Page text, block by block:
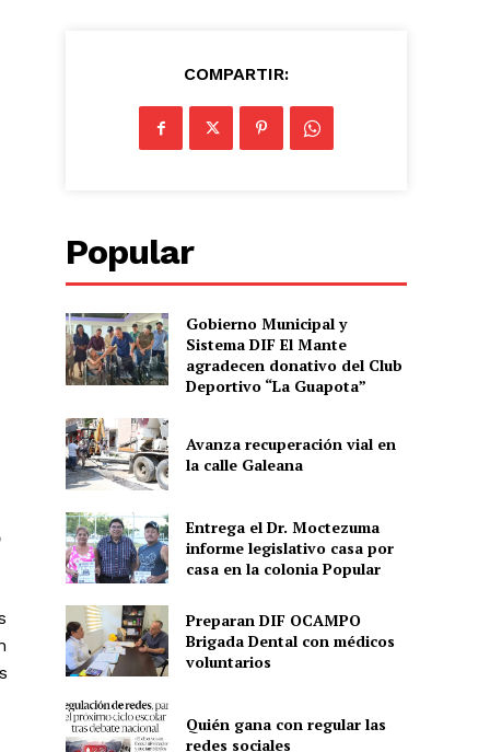
COMPARTIR:
Popular
Gobierno Municipal y
Sistema DIF El Mante
agradecen donativo del Club
Deportivo “La Guapota”
Avanza recuperación vial en
la calle Galeana
Entrega el Dr. Moctezuma
informe legislativo casa por
casa en la colonia Popular
Preparan DIF OCAMPO
Brigada Dental con médicos
voluntarios
Quién gana con regular las
redes sociales